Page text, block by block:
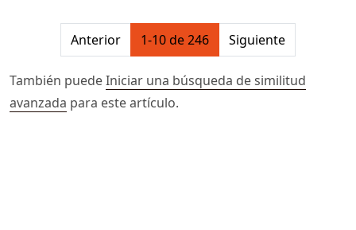
##issue.pagination##
Anterior 1-10 de 246 Siguiente
También puedeIniciar una búsqueda de similitud
avanzada para este artículo.